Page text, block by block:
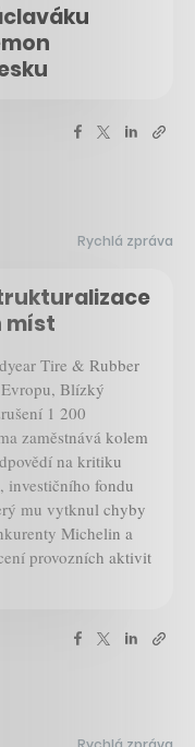
Rychlá zpráva
míst
Tire & Rubber
Blízký
1 200
zaměstnává kolem
na kritiku
investičního fondu
mu vytknul chyby
Michelin a
provozních aktivit